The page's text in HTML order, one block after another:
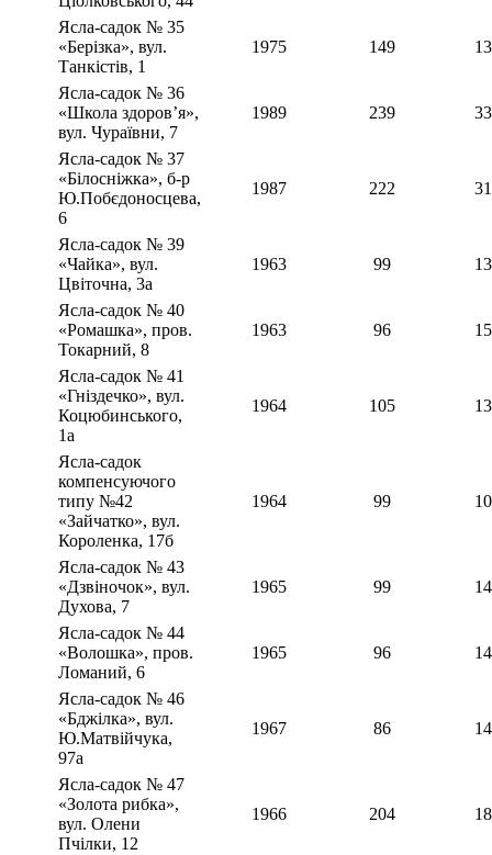
Ясла-садок № 35
«Берізка», вул.
Танкістів, 1
1975 149
Ясла-садок № 36
«Школа здоров’я»,
вул. Чураївни, 7
1989 239
Ясла-садок № 37
«Білосніжка», б-р
Ю.Побєдоносцева,
6
1987 222
Ясла-садок № 39
«Чайка», вул.
Цвіточна, 3а
1963 99
Ясла-садок № 40
«Ромашка», пров.
Токарний, 8
1963 96
Ясла-садок № 41
«Гніздечко», вул.
Коцюбинського,
1а
1964 105
Ясла-садок
компенсуючого
типу №42
«Зайчатко», вул.
Короленка, 17б
1964 99
Ясла-садок № 43
«Дзвіночок», вул.
Духова, 7
1965 99
Ясла-садок № 44
«Волошка», пров.
Ломаний, 6
1965 96
Ясла-садок № 46
«Бджілка», вул.
Ю.Матвійчука,
97а
1967 86
Ясла-садок № 47
«Золота рибка»,
вул. Олени
Пчілки, 12
1966 204